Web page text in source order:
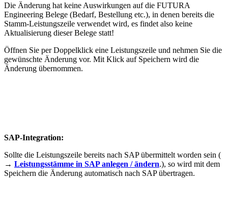
Die Änderung hat keine Auswirkungen auf die FUTURA
Engineering Belege (Bedarf, Bestellung etc.), in denen bereits die
Stamm-Leistungszeile verwendet wird, es findet also keine
Aktualisierung dieser Belege statt!
Öffnen Sie per Doppelklick eine Leistungszeile und nehmen Sie die
gewünschte Änderung vor. Mit Klick auf Speichern wird die
Änderung übernommen.
SAP-Integration:
Sollte die Leistungszeile bereits nach SAP übermittelt worden sein (
→ Leistungsstämme in SAP anlegen / ändern.), so wird mit dem
Speichern die Änderung automatisch nach SAP übertragen.